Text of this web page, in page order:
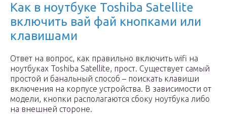
Как в ноутбуке Toshiba Satellite
включить вай фай кнопками или
клавишами
Ответ на вопрос, как правильно включить wifi на
ноутбуках Toshiba Satellite, прост. Существует самый
простой и банальный способ – поискать клавиши
включения на корпусе устройства. В зависимости от
модели, кнопки располагаются сбоку ноутбука либо
на внешней стороне.